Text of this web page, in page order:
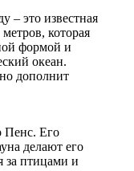
– это известная
которая
формой и
океан.
дополнит
Пенс. Его
делают его
за птицами и